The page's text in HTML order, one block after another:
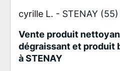
cyrille L. - STENAY (55)
Vente produit
dégraissant et produit
à STENAY